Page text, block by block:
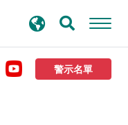
警示名單